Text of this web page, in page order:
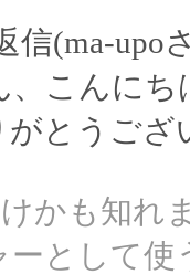
信(ma-upo
、こんにち
がとうござ
かも知れ
ーとして